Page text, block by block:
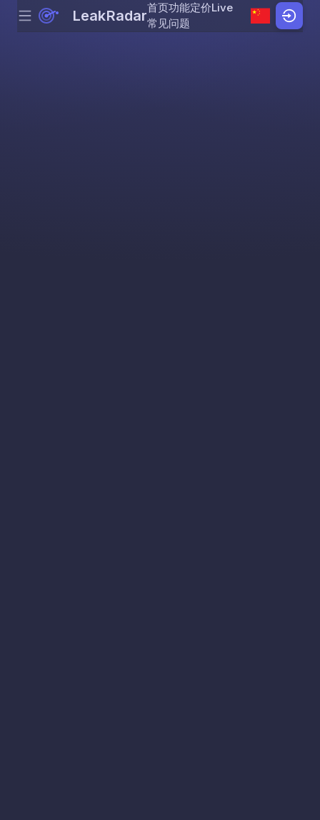
Skip to content
Menu LeakRadar首页功能定价Live
常见问题